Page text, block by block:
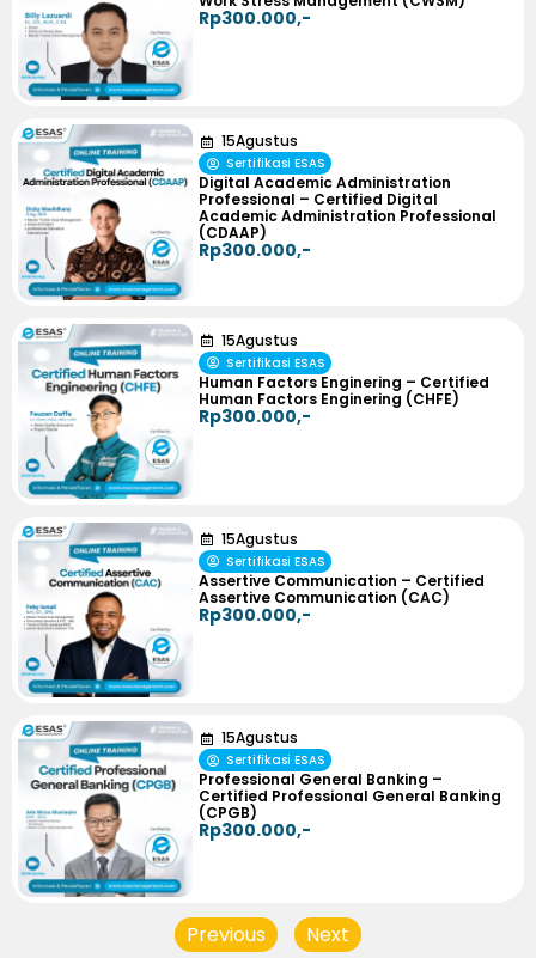
Rp300.000,-
15Agustus
Sertifikasi ESAS
Digital Academic Administration
Professional – Certified Digital
Academic Administration Professional
(CDAAP)
Rp300.000,-
15Agustus
Sertifikasi ESAS
Human Factors Enginering – Certified
Human Factors Enginering (CHFE)
Rp300.000,-
15Agustus
Sertifikasi ESAS
Assertive Communication – Certified
Assertive Communication (CAC)
Rp300.000,-
15Agustus
Sertifikasi ESAS
Professional General Banking –
Certified Professional General Banking
(CPGB)
Rp300.000,-
Previous Next